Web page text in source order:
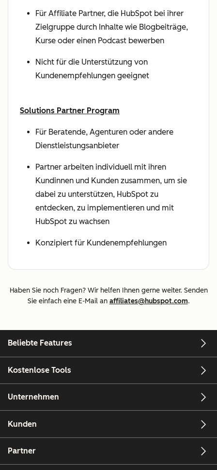
Für Affiliate Partner, die HubSpot bei ihrer
Zielgruppe durch Inhalte wie Blogbeiträge,
Kurse oder einen Podcast bewerben
Nicht für die Unterstützung von
Kundenempfehlungen geeignet
Solutions Partner Program
Für Beratende, Agenturen oder andere
Dienstleistungsanbieter
Partner arbeiten individuell mit ihren
Kundinnen und Kunden zusammen, um sie
dabei zu unterstützen, HubSpot zu
entdecken, zu implementieren und mit
HubSpot zu wachsen
Konzipiert für Kundenempfehlungen
Haben Sie noch Fragen? Wir helfen Ihnen gerne weiter. Senden
Sie einfach eine E-Mail an affiliates@hubspot.com.
Beliebte Features
Kostenlose Tools
Unternehmen
Kunden
Partner